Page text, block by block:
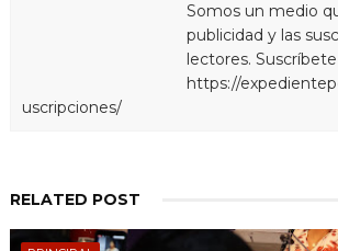
Somos un medio
publicidad y las
lectores.
https://
uscripciones/
RELATED POST